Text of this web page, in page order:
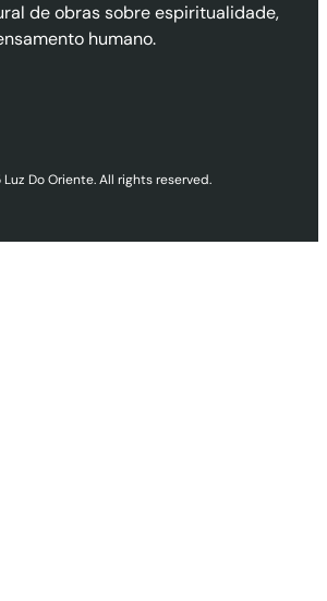
de obras sobre espiritualidade,
humano.
Do Oriente. All rights reserved.